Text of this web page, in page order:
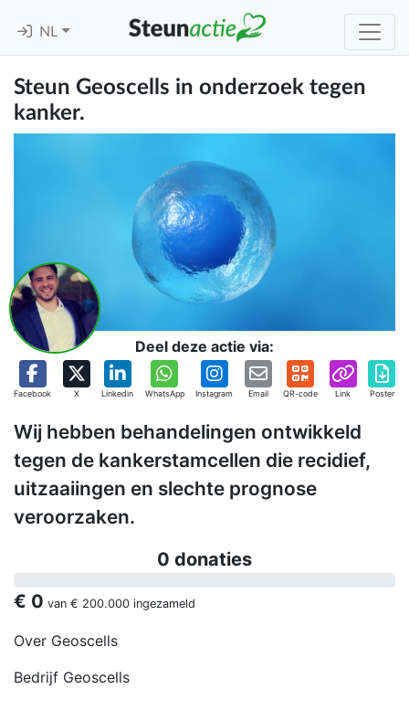
NL
Steun Geoscells in onderzoek tegen
kanker.
Deel deze actie via:
Facebook X Linkedin WhatsApp Instagram Email QR-code Link Poster
Wij hebben behandelingen ontwikkeld
tegen de kankerstamcellen die recidief,
uitzaaiingen en slechte prognose
veroorzaken.
0 donaties
€ 0 van € 200.000 ingezameld
Over Geoscells
Bedrijf Geoscells